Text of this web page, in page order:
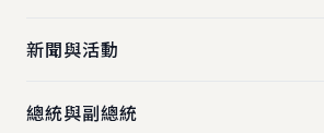
新聞與活動
總統與副總統